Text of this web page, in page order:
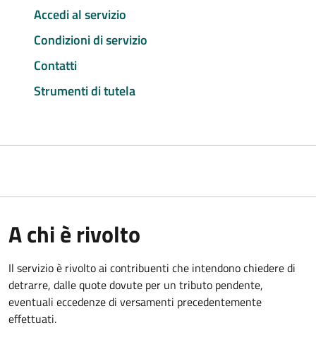
Accedi al servizio
Condizioni di servizio
Contatti
Strumenti di tutela
A chi è rivolto
Il servizio è rivolto ai contribuenti che intendono chiedere di
detrarre, dalle quote dovute per un tributo pendente,
eventuali eccedenze di versamenti precedentemente
effettuati.